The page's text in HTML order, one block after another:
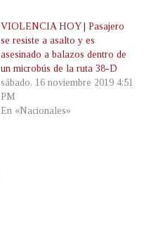
VIOLENCIA HOY | Pasajero
se resiste a asalto y es
asesinado a balazos dentro de
un microbús de la ruta 38-D
sábado, 16 noviembre 2019 4:51
PM
En «Nacionales»